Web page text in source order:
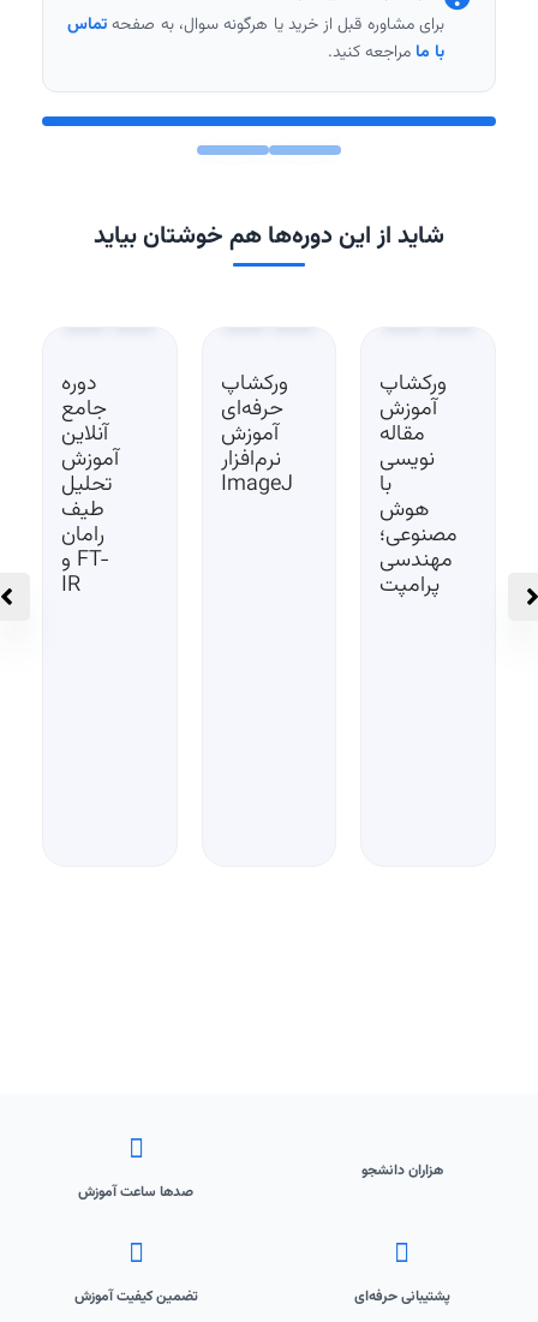
برای مشاوره قبل از خرید یا هرگونه سوال، به صفحهتماس
با ما مراجعه کنید.
شاید از این دوره‌ها هم خوشتان بیاید
ورکشاپ
آموزش
مقاله‌
نویسی
با
هوش
مصنوعی؛
مهندسی
پرامپت
ورکشاپ
حرفه‌ای
آموزش
نرم‌افزار
ImageJ
دوره
جامع
آنلاین
آموزش
تحلیل
طیف
رامان
و FT-
IR
هزاران دانشجو
صدها ساعت آموزش
پشتیبانی حرفه‌ای تضمین کیفیت آموزش